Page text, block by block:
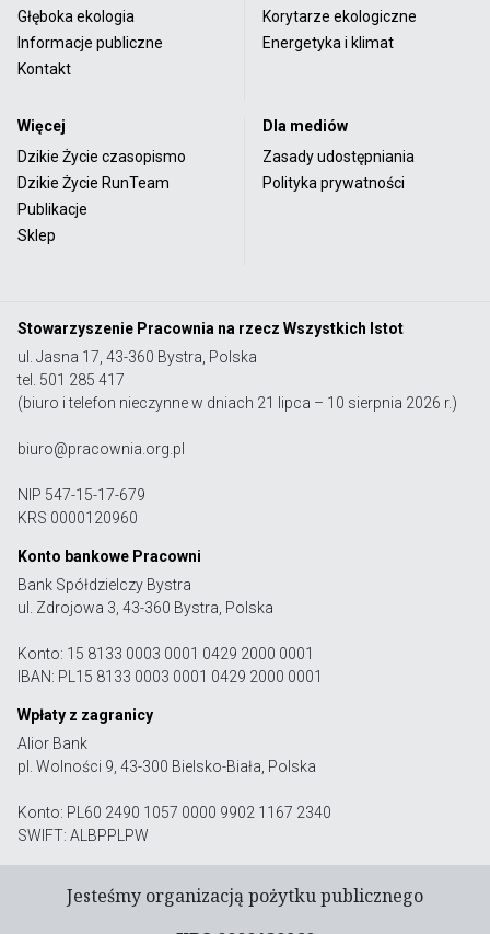
Głęboka ekologia
Informacje publiczne
Kontakt
Korytarze ekologiczne
Energetyka i klimat
Więcej
Dzikie Życie czasopismo
Dzikie Życie RunTeam
Publikacje
Sklep
Dla mediów
Zasady udostępniania
Polityka prywatności
Stowarzyszenie Pracownia na rzecz Wszystkich Istot
ul. Jasna 17, 43-360 Bystra, Polska
tel. 501 285 417
(biuro i telefon nieczynne w dniach 21 lipca – 10 sierpnia 2026 r.)
biuro@pracownia.org.pl
NIP 547-15-17-679
KRS 0000120960
Konto bankowe Pracowni
Bank Spółdzielczy Bystra
ul. Zdrojowa 3, 43-360 Bystra, Polska
Konto: 15 8133 0003 0001 0429 2000 0001
IBAN: PL15 8133 0003 0001 0429 2000 0001
Wpłaty z zagranicy
Alior Bank
pl. Wolności 9, 43-300 Bielsko-Biała, Polska
Konto: PL60 2490 1057 0000 9902 1167 2340
SWIFT: ALBPPLPW
Jesteśmy organizacją pożytku publicznego